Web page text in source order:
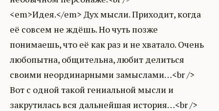
<em>Идея.</em> Дух мысли. Приходит, когда
её совсем не ждёшь. Но чуть позже
понимаешь, что её как раз и не хватало. Очень
любопытна, общительна, любит делиться
своими неординарными замыслами…<br />
Вот с одной такой гениальной мысли и
закрутилась вся дальнейшая история…<br />